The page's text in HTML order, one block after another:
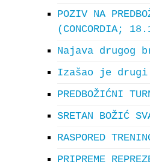
POZIV NA
(CONCORDIA;
Najava drugog
Izašao je drugi
PREDBOŽIĆNI
SRETAN BOŽIĆ
RASPORED
PRIPREME